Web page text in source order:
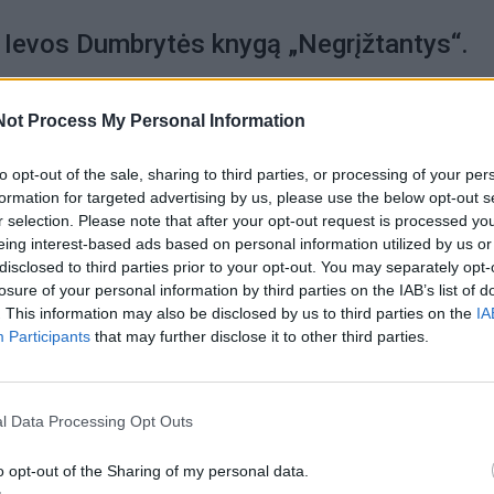
Process My Personal Information
opt-out of the sale, sharing to third parties, or processing of your
for targeted advertising by us, please use the below opt-out
selection. Please note that after your opt-out request is processed
interest-based ads based on personal information utilized by us
to third parties prior to your opt-out. You may separately
of your personal information by third parties on the IAB’s list of
This information may also be disclosed by us to third parties on the
Participants that may further disclose it to other third parties.
Data Processing Opt Outs
opt-out of the Sharing of my personal data.
Dumbrytės knygą „Negrįžtantys“.
„Leonardo da Vinčio mašinos“.
priartėja prie tavęs, leidžia žavėtis.
Pilies bokšto (Priešpilio g. 2) iki spalio 31 d.